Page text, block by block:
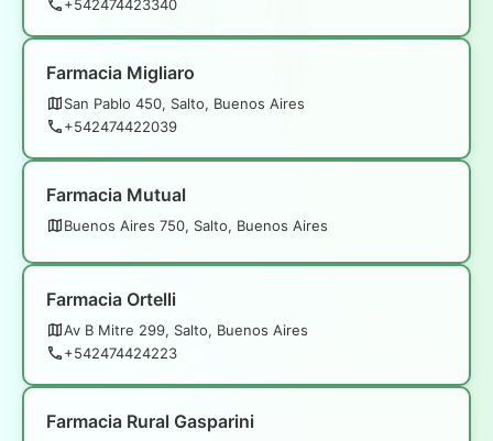
+542474423340
Farmacia Migliaro
San Pablo 450, Salto, Buenos Aires
+542474422039
Farmacia Mutual
Buenos Aires 750, Salto, Buenos Aires
Farmacia Ortelli
Av B Mitre 299, Salto, Buenos Aires
+542474424223
Farmacia Rural Gasparini